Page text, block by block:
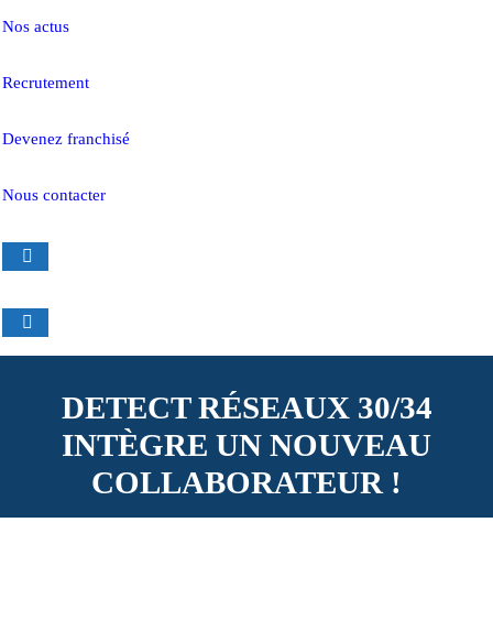
Nos actus
Recrutement
Devenez franchisé
Nous contacter
DETECT RÉSEAUX 30/34
INTÈGRE UN NOUVEAU
COLLABORATEUR !